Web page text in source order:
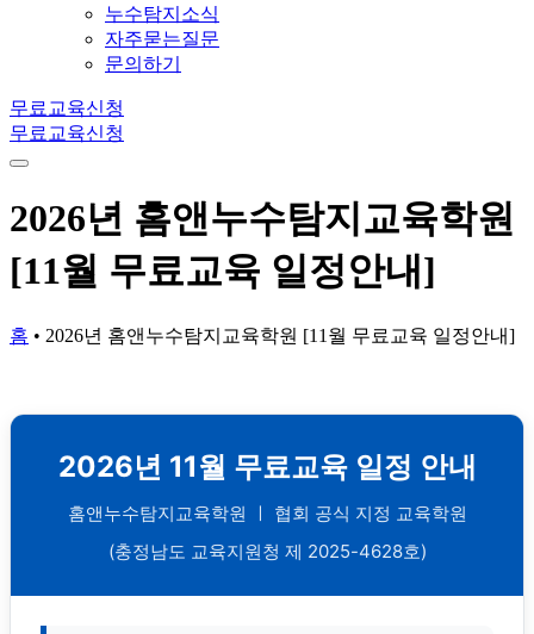
누수탐지소식
자주묻는질문
문의하기
무료교육신청
무료교육신청
2026년 홈앤누수탐지교육학원
[11월 무료교육 일정안내]
홈 • 2026년 홈앤누수탐지교육학원 [11월 무료교육 일정안내]
2026년 11월 무료교육 일정 안내
홈앤누수탐지교육학원 ㅣ 협회 공식 지정 교육학원
(충정남도 교육지원청 제 2025-4628호)